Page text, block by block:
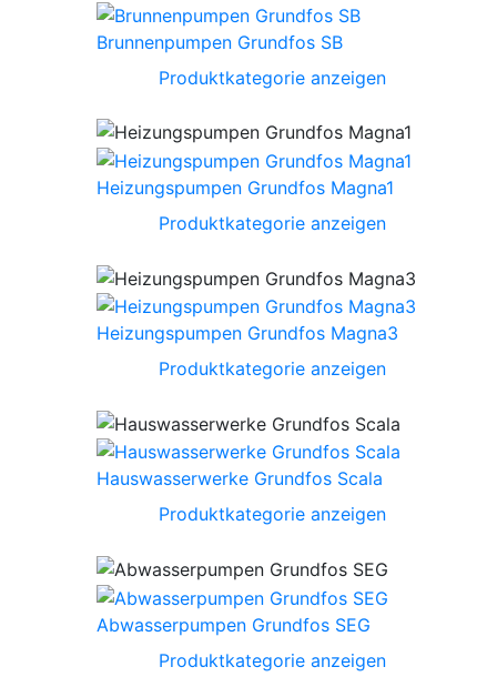
Brunnenpumpen Grundfos SB
Produktkategorie anzeigen
Heizungspumpen Grundfos Magna1
Produktkategorie anzeigen
Heizungspumpen Grundfos Magna3
Produktkategorie anzeigen
Hauswasserwerke Grundfos Scala
Produktkategorie anzeigen
Abwasserpumpen Grundfos SEG
Produktkategorie anzeigen